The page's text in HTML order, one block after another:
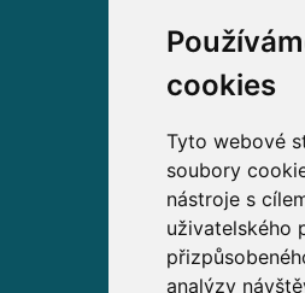
cookies
Tyto webové
soubory
nástroje s
uživatelského
analýzy
Volejte
800 63 63
Sídlo
Partners Financial
Prague Gate,